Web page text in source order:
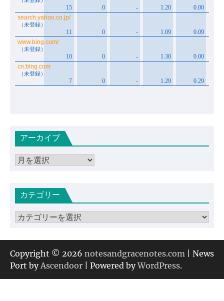
アーカイブ
ア
イカテゴリー
カ
ゴ
リ
ー
Copyright © 2026 notesandgracenotes.com | News
Port byAscendoor | Powered byWordPress.